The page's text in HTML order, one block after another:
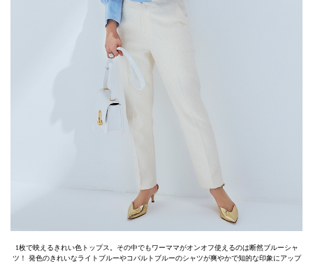
1枚で映えるきれい色トップス。その中でもワーママがオンオフ使えるのは断然ブルーシャ
ツ！ 発色のきれいなライトブルーやコバルトブルーのシャツが爽やかで知的な印象にアップ